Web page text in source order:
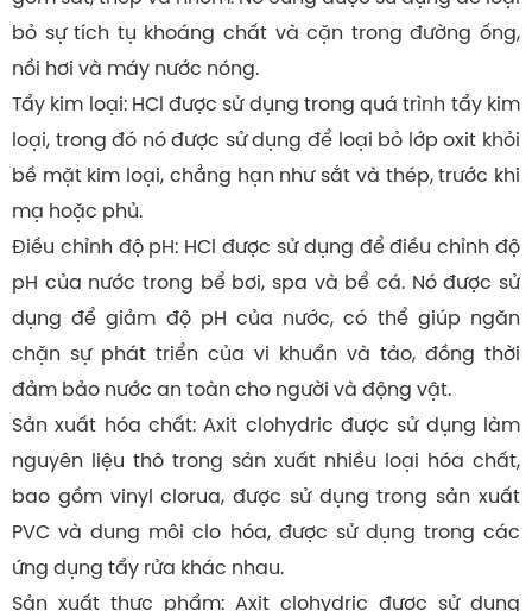
bỏ sự tích tụ khoáng chất và cặn trong đường ống,
nồi hơi và máy nước nóng.
Tẩy kim loại: HCl được sử dụng trong quá trình tẩy kim
loại, trong đó nó được sử dụng để loại bỏ lớp oxit khỏi
bề mặt kim loại, chẳng hạn như sắt và thép, trước khi
mạ hoặc phủ.
Điều chỉnh độ pH: HCl được sử dụng để điều chỉnh độ
pH của nước trong bể bơi, spa và bể cá. Nó được sử
dụng để giảm độ pH của nước, có thể giúp ngăn
chặn sự phát triển của vi khuẩn và tảo, đồng thời
đảm bảo nước an toàn cho người và động vật.
Sản xuất hóa chất: Axit clohydric được sử dụng làm
nguyên liệu thô trong sản xuất nhiều loại hóa chất,
bao gồm vinyl clorua, được sử dụng trong sản xuất
PVC và dung môi clo hóa, được sử dụng trong các
ứng dụng tẩy rửa khác nhau.
Sản xuất thực phẩm: Axit clohydric được sử dụng